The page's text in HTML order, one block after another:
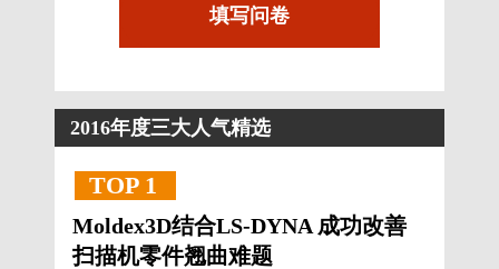
填写问卷
2016年度三大人气精选
TOP 1
Moldex3D结合LS-DYNA 成功改善
扫描机零件翘曲难题